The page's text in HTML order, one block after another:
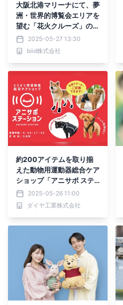
大阪北港マリーナにて、夢
洲・世界的博覧会エリアを
望む「花火クルーズ」の開
催決定！2025-05-27 13:30
biid株式会社
約200アイテムを取り揃
えた動物用運動器総合ケア
ショップ「アニサポ ステ
ーション」を2025年5月2
1日OPEN！
2025-05-26 11:00
ダイヤ工業株式会社